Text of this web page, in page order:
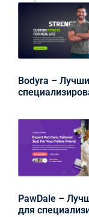
Bodyra –
PawDale –
для